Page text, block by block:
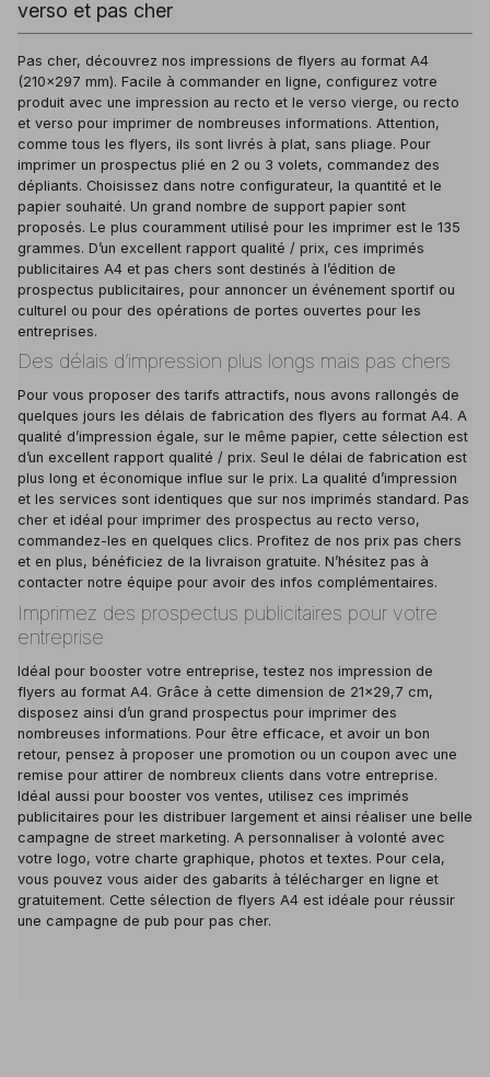
verso et pas cher
Pas cher, découvrez nos impressions de flyers au format A4
(210x297 mm). Facile à commander en ligne, configurez votre
produit avec une impression au recto et le verso vierge, ou recto
et verso pour imprimer de nombreuses informations. Attention,
comme tous les flyers, ils sont livrés à plat, sans pliage. Pour
imprimer un prospectus plié en 2 ou 3 volets, commandez des
dépliants. Choisissez dans notre configurateur, la quantité et le
papier souhaité. Un grand nombre de support papier sont
proposés. Le plus couramment utilisé pour les imprimer est le 135
grammes. D’un excellent rapport qualité / prix, ces imprimés
publicitaires A4 et pas chers sont destinés à l’édition de
prospectus publicitaires, pour annoncer un événement sportif ou
culturel ou pour des opérations de portes ouvertes pour les
entreprises.
Des délais d’impression plus longs mais pas chers
Pour vous proposer des tarifs attractifs, nous avons rallongés de
quelques jours les délais de fabrication des flyers au format A4. A
qualité d’impression égale, sur le même papier, cette sélection est
d’un excellent rapport qualité / prix. Seul le délai de fabrication est
plus long et économique influe sur le prix. La qualité d’impression
et les services sont identiques que sur nos imprimés standard. Pas
cher et idéal pour imprimer des prospectus au recto verso,
commandez-les en quelques clics. Profitez de nos prix pas chers
et en plus, bénéficiez de la livraison gratuite. N’hésitez pas à
contacter notre équipe pour avoir des infos complémentaires.
Imprimez des prospectus publicitaires pour votre
entreprise
Idéal pour booster votre entreprise, testez nos impression de
flyers au format A4. Grâce à cette dimension de 21x29,7 cm,
disposez ainsi d’un grand prospectus pour imprimer des
nombreuses informations. Pour être efficace, et avoir un bon
retour, pensez à proposer une promotion ou un coupon avec une
remise pour attirer de nombreux clients dans votre entreprise.
Idéal aussi pour booster vos ventes, utilisez ces imprimés
publicitaires pour les distribuer largement et ainsi réaliser une belle
campagne de street marketing. A personnaliser à volonté avec
votre logo, votre charte graphique, photos et textes. Pour cela,
vous pouvez vous aider des gabarits à télécharger en ligne et
gratuitement. Cette sélection de flyers A4 est idéale pour réussir
une campagne de pub pour pas cher.